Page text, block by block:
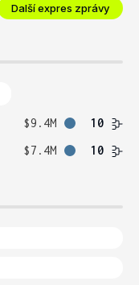
Další expres zprávy
$9.4M
10
$7.4M 10